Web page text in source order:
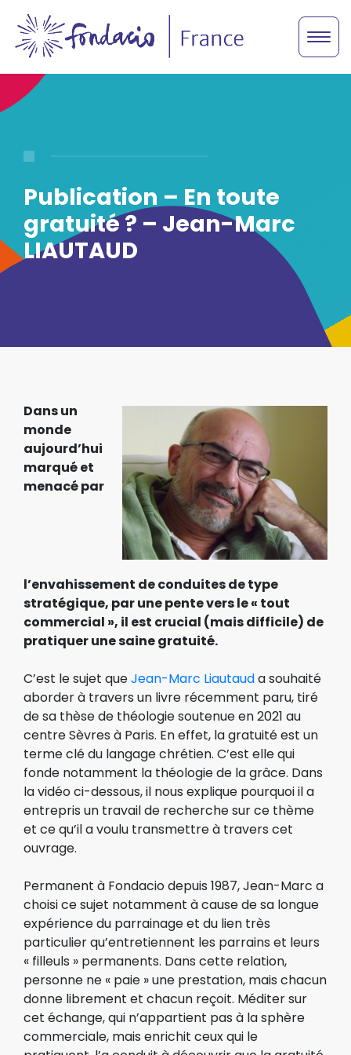
Publication – En toute
gratuité ? – Jean-Marc
LIAUTAUD
Dans un
monde
aujourd’hui
marqué et
menacé par
l’envahissement de conduites de type
stratégique, par une pente vers le « tout
commercial », il est crucial (mais difficile) de
pratiquer une saine gratuité.
C’est le sujet queJean-Marc Liautauda souhaité
aborder à travers un livre récemment paru, tiré
de sa thèse de théologie soutenue en 2021 au
centre Sèvres à Paris. En effet, la gratuité est un
terme clé du langage chrétien. C’est elle qui
fonde notamment la théologie de la grâce. Dans
la vidéo ci-dessous, il nous explique pourquoi il a
entrepris un travail de recherche sur ce thème
et ce qu’il a voulu transmettre à travers cet
ouvrage.
Permanent à Fondacio depuis 1987, Jean-Marc a
choisi ce sujet notamment à cause de sa longue
expérience du parrainage et du lien très
particulier qu’entretiennent les parrains et leurs
« filleuls » permanents. Dans cette relation,
personne ne « paie » une prestation, mais chacun
donne librement et chacun reçoit. Méditer sur
cet échange, qui n’appartient pas à la sphère
commerciale, mais enrichit ceux qui le